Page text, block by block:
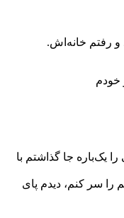
و رفتم خانه‌اش.
خودم
یک‌باره جا گذاشتم با
را سر کنم، دیدم پای